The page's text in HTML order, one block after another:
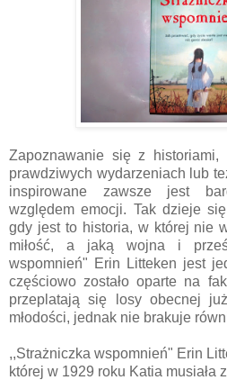
Zapoznawanie się z historiami,
prawdziwych wydarzeniach lub
inspirowane zawsze jest
względem emocji. Tak dzieje
gdy jest to historia, w której nie
miłość, a jaką wojna i
wspomnień" Erin Litteken jest
częściowo zostało oparte na
przeplatają się losy obecnej
młodości, jednak nie brakuje
,,Strażniczka wspomnień" Erin
której w 1929 roku Katia musiała